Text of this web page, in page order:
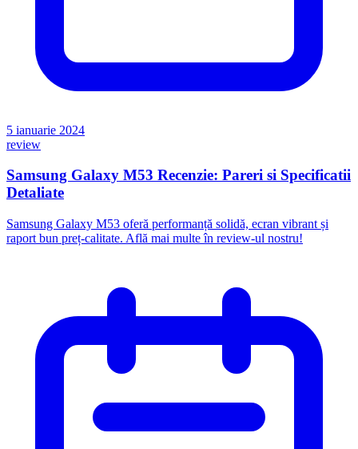
5 ianuarie 2024
review
Samsung Galaxy M53 Recenzie: Pareri si Specificatii
Detaliate
Samsung Galaxy M53 oferă performanță solidă, ecran vibrant și
raport bun preț-calitate. Află mai multe în review-ul nostru!